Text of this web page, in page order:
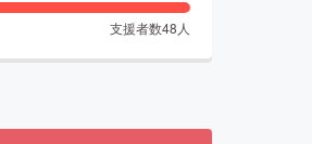
支援者数48 人